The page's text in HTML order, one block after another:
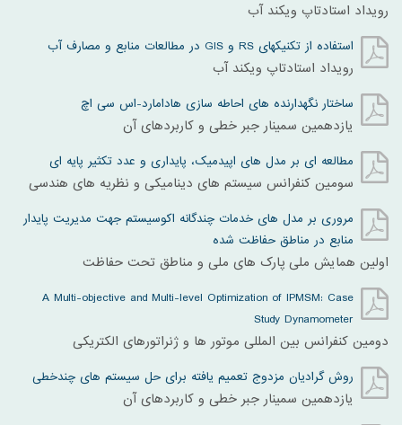
رویداد استادتاپ ویکند آب
استفاده از تکنیکهای RS و GIS در مطالعات منابع و مصارف آب
رویداد استادتاپ ویکند آب
ساختار نگهدارنده های احاطه سازی هادامارد-اس سی اچ
یازدهمین سمینار جبر خطی و کاربردهای آن
مطالعه ای بر مدل های اپیدمیک، پایداری و عدد تکثیر پایه ای
سومين کنفرانس سيستم های ديناميکی و نظريه های هندسی
مروری بر مدل های خدمات چندگانه اکوسیستم جهت مدیریت پایدار
منابع در مناطق حفاظت شده
اولین همایش ملی پارک های ملی و مناطق تحت حفاظت
A Multi-objective and Multi-level Optimization of IPMSM: Case
Study Dynamometer
دومین کنفرانس بین المللی موتور ها و ژنراتورهای الکتریکی
روش گرادیان مزدوج تعمیم یافته برای حل سیستم های چندخطی
یازدهمین سمینار جبر خطی و کاربردهای آن